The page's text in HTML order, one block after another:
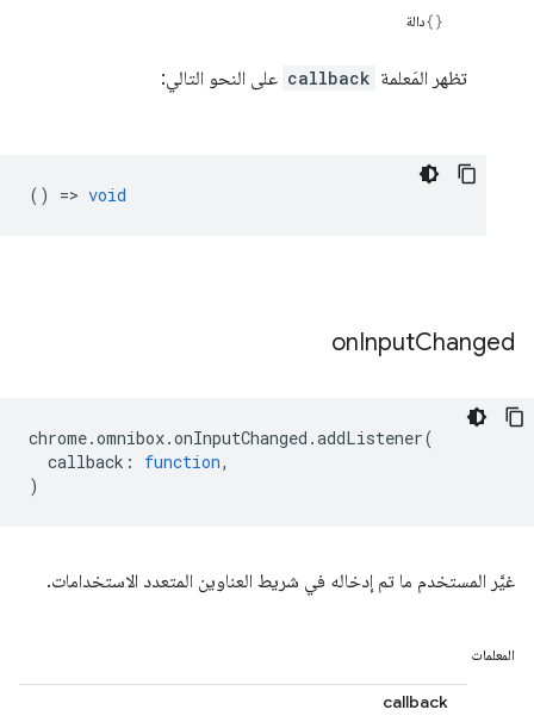
دالة
تظهر المَعلمة callback على النحو التالي:
() => void
onInputChanged
chrome.omnibox.onInputChanged .addListener(
callback : function,
)
غيَّر المستخدم ما تم إدخاله في شريط العناوين المتعدد الاستخدامات.
المعلمات
callback